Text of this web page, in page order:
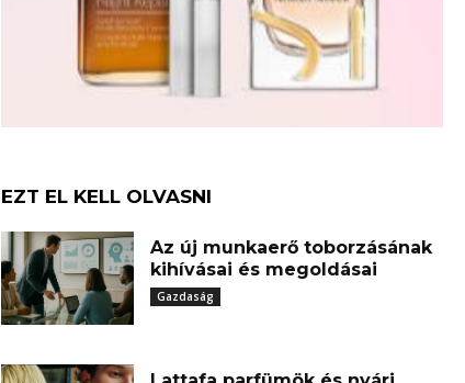
EZT EL KELL OLVASNI
Az új munkaerő toborzásának
kihívásai és megoldásai
Gazdaság